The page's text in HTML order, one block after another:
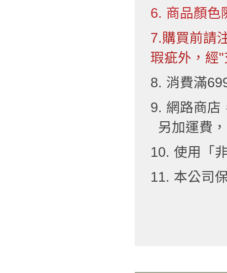
6. 商品顏色
7.購買前請
瑕疵外，經
8. 消費滿
9. 網路商店
另加運費
10. 使用「
11. 本公司